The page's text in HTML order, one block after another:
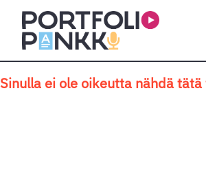
Siirry sisältöön
Sinulla ei ole oikeutta nähdä